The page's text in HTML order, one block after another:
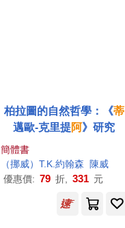
柏拉圖的自然哲學：《蒂
邁歐-克里提阿》研究
簡體書
（挪威）T.K.約翰森
陳威
優惠價: 79 折, 331 元